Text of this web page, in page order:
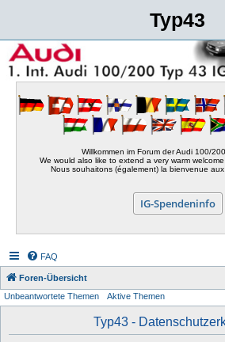
Typ43
Willkommen im Forum der Audi 100/
We would also like to extend a very warm
Nous souhaitons (également) la bienvenue
IG-Spendeninfo
FAQ
Foren-Übersicht
Unbeantwortete Themen Aktive Themen
Typ43 -